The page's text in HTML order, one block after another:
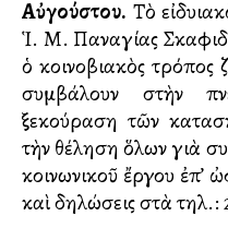
Αὐγούστου. Τὸ
Ἱ. Μ. Παναγίας
ὁ κοινοβιακὸς
συμβάλουν στὴν
ξεκούραση τῶν
τὴν θέληση ὅλων γιὰ
κοινωνικοῦ ἔργου
καὶ δηλώσεις στὰ τηλ.: